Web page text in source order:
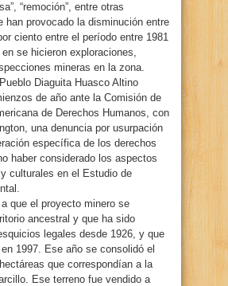
“remoción”, entre otras
han provocado la disminución entre
ciento entre el período entre 1981
se hicieron exploraciones,
mineras en la zona.
Diaguita Huasco Altino
de año ante la Comisión de
de Derechos Humanos, con
una denuncia por usurpación
específica de los derechos
haber considerado los aspectos
culturales en el Estudio de
que el proyecto minero se
ancestral y que ha sido
legales desde 1926, y que
1997. Ese año se consolidó el
que correspondían a la
Ese terreno fue vendido a